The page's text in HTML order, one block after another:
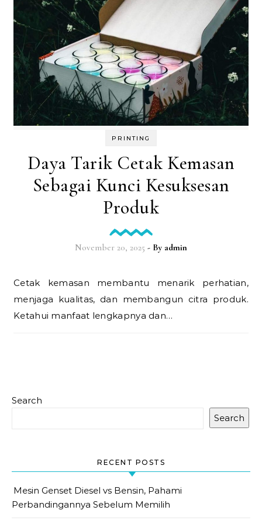
PRINTING
Daya Tarik Cetak Kemasan
Sebagai Kunci Kesuksesan
Produk
November 20, 2025 - By admin
Cetak kemasan membantu menarik perhatian,
menjaga kualitas, dan membangun citra produk.
Ketahui manfaat lengkapnya dan…
Search
Search
RECENT POSTS
Mesin Genset Diesel vs Bensin, Pahami
Perbandingannya Sebelum Memilih